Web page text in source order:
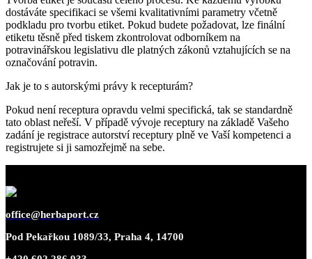
dostáváte specifikaci se všemi kvalitativními parametry včetně
podkladu pro tvorbu etiket. Pokud budete požadovat, lze finální
etiketu těsně před tiskem zkontrolovat odborníkem na
potravinářskou legislativu dle platných zákonů vztahujících se na
označování potravin.
Jak je to s autorskými právy k recepturám?
Pokud není receptura opravdu velmi specifická, tak se standardně
tato oblast neřeší. V případě vývoje receptury na základě Vašeho
zadání je registrace autorství receptury plně ve Vaší kompetenci a
registrujete si ji samozřejmě na sebe.
office@herbaport.cz
Pod Pekařkou 1089/33, Praha 4, 14700